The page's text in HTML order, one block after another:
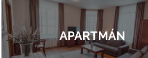
APARTMÁN